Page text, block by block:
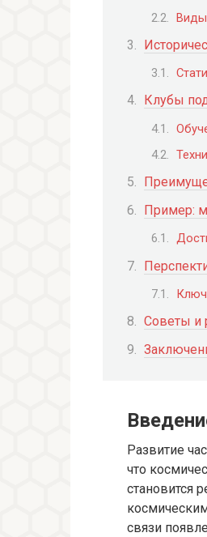
Виды
Клубы
Пример:
Советы и
Развитие
что
становится
связи